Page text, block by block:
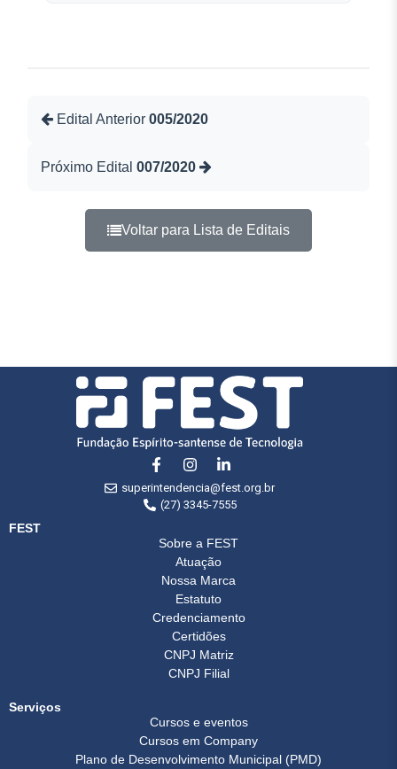
Edital Anterior 005/2020
Próximo Edital 007/2020
Voltar para Lista de Editais
superintendencia@fest.org.br
(27) 3345-7555
FEST
Sobre a FEST
Atuação
Nossa Marca
Estatuto
Credenciamento
Certidões
CNPJ Matriz
CNPJ Filial
Serviços
Cursos e eventos
Cursos em Company
Plano de Desenvolvimento Municipal (PMD)